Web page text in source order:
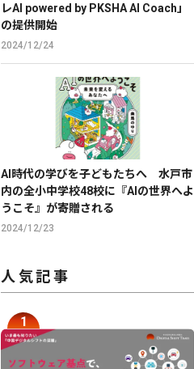
レAI powered by PKSHA AI Coach」
の提供開始
2024/12/24
AI時代の学びを子どもたちへ 水戸市
内の全小中学校48校に『AIの世界へよ
うこそ』が寄贈される
2024/12/23
人気記事